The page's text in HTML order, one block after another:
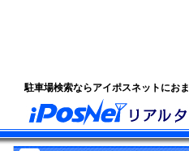
駐車場検索ならアイポスネットにお